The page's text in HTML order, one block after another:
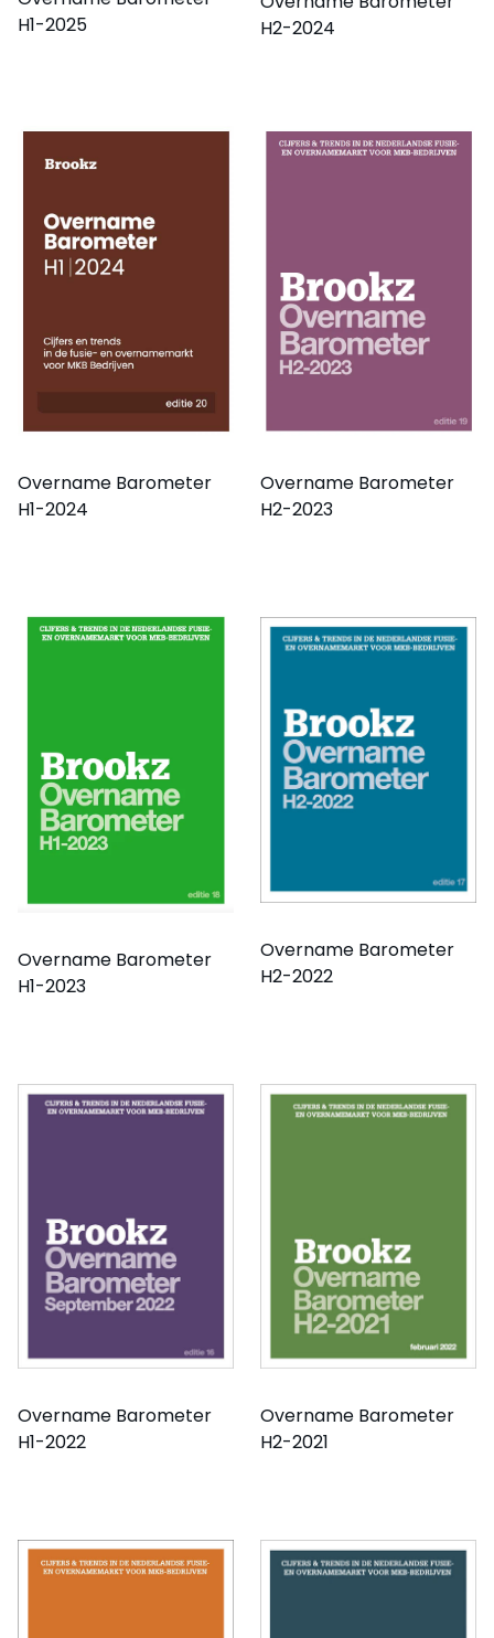
H1-2025
H2-2024
Overname Barometer
H1-2024
Overname Barometer
H2-2023
Overname Barometer
H1-2023
Overname Barometer
H2-2022
Overname Barometer
H1-2022
Overname Barometer
H2-2021